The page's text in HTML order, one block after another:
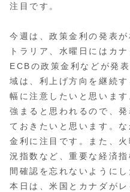
注目です。
今週は、政策金利の発表
トラリア、水曜日にはカ
ECBの政策金利などが発
域は、利上げ方向を継続
幅に注意したいと思いま
強まると思われるので、
ておきたいと思います。
金利に注目です。また、
況指数など、重要な経済
間確認を忘れないようにし
本日は、米国とカナダが